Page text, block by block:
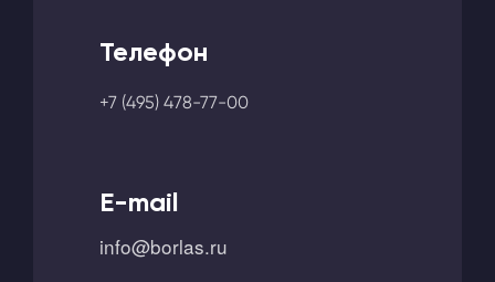
Телефон
+7 (495) 478-77-00
E-mail
info@borlas.ru